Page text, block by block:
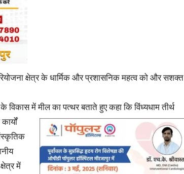
क्षेत्र के धार्मिक और प्रशासनिक महत्व को और सशक्त
में मील का पत्थर बताते हुए कहा कि विंध्यधाम तीर्थ
कार्यों
में